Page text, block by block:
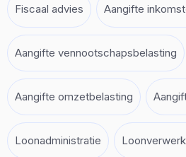
Fiscaal advies Aangifte
Aangifte vennootschapsbelasting
Aangifte omzetbelasting
Loonadministratie